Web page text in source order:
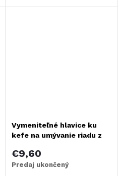
Vymeniteľné hlavice ku
kefe na umývanie riadu z
€9,60
Predaj ukončený